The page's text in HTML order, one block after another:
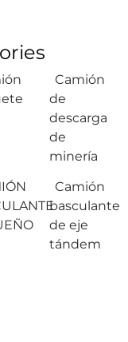
Camión
de
descarga
de
minería
Camión
basculante
de eje
tándem